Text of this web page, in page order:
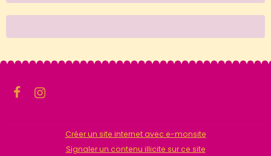
Créer un site internet avec e-monsite
Signaler un contenu illicite sur ce site